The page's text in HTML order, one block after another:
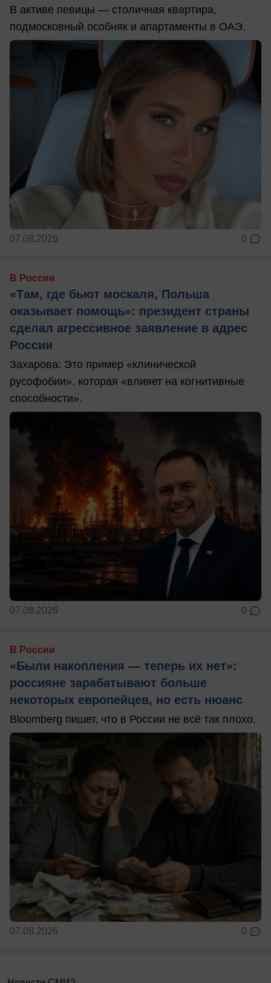
В активе певицы — столичная квартира,
подмосковный особняк и апартаменты в ОАЭ.
07.08.2026 0
В России
«Там, где бьют москаля, Польша
оказывает помощь»: президент страны
сделал агрессивное заявление в адрес
России
Захарова: Это пример «клинической
русофобии», которая «влияет на когнитивные
способности».
07.08.2026 0
В России
«Были накопления — теперь их нет»:
россияне зарабатывают больше
некоторых европейцев, но есть нюанс
Bloomberg пишет, что в России не всё так плохо.
07.08.2026 0